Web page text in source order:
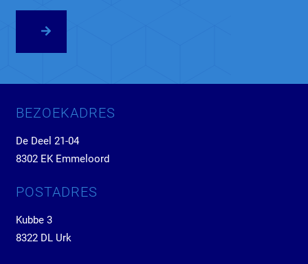
BEZOEKADRES
De Deel 21-04
8302 EK Emmeloord
POSTADRES
Kubbe 3
8322 DL Urk